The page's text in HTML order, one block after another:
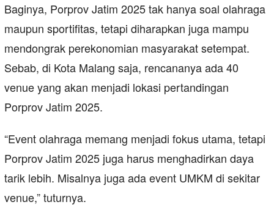
Baginya, Porprov Jatim 2025 tak hanya soal olahraga
maupun sportifitas, tetapi diharapkan juga mampu
mendongrak perekonomian masyarakat setempat.
Sebab, di Kota Malang saja, rencananya ada 40
venue yang akan menjadi lokasi pertandingan
Porprov Jatim 2025.
“Event olahraga memang menjadi fokus utama, tetapi
Porprov Jatim 2025 juga harus menghadirkan daya
tarik lebih. Misalnya juga ada event UMKM di sekitar
venue,” tuturnya.